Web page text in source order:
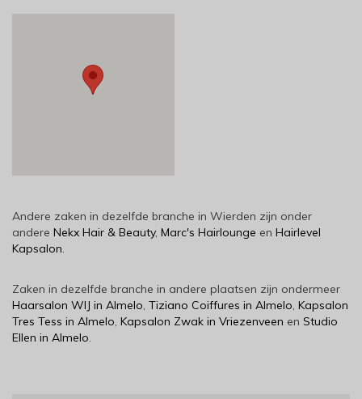
Andere zaken in dezelfde branche in Wierden zijn onder
andere Nekx Hair & Beauty, Marc's Hairlounge en Hairlevel
Kapsalon.
Zaken in dezelfde branche in andere plaatsen zijn ondermeer
Haarsalon WIJ in Almelo, Tiziano Coiffures in Almelo, Kapsalon
Tres Tess in Almelo, Kapsalon Zwak in Vriezenveen en Studio
Ellen in Almelo.